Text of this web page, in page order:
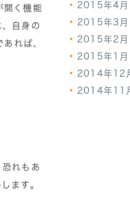
開く機能
自身の
れば、
れもあ
ます。
2015年4月
2015年3月
2015年2月
2015年1月
2014年12
2014年11